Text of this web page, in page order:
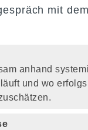
mit
anhand
und wo